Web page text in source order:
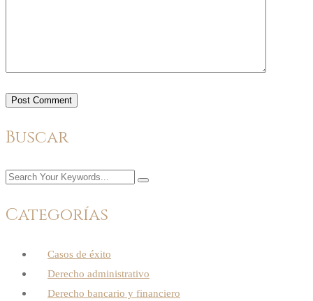
Buscar
Categorías
Casos de éxito
Derecho administrativo
Derecho bancario y financiero